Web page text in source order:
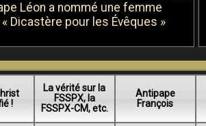
Léon a nommé une femme
Dicastère pour les Évêques »
!
La vérité sur la
FSSPX, la
FSSPX-CM, etc.
Antipape
François